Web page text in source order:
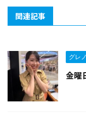
関連記事
グレ
金曜